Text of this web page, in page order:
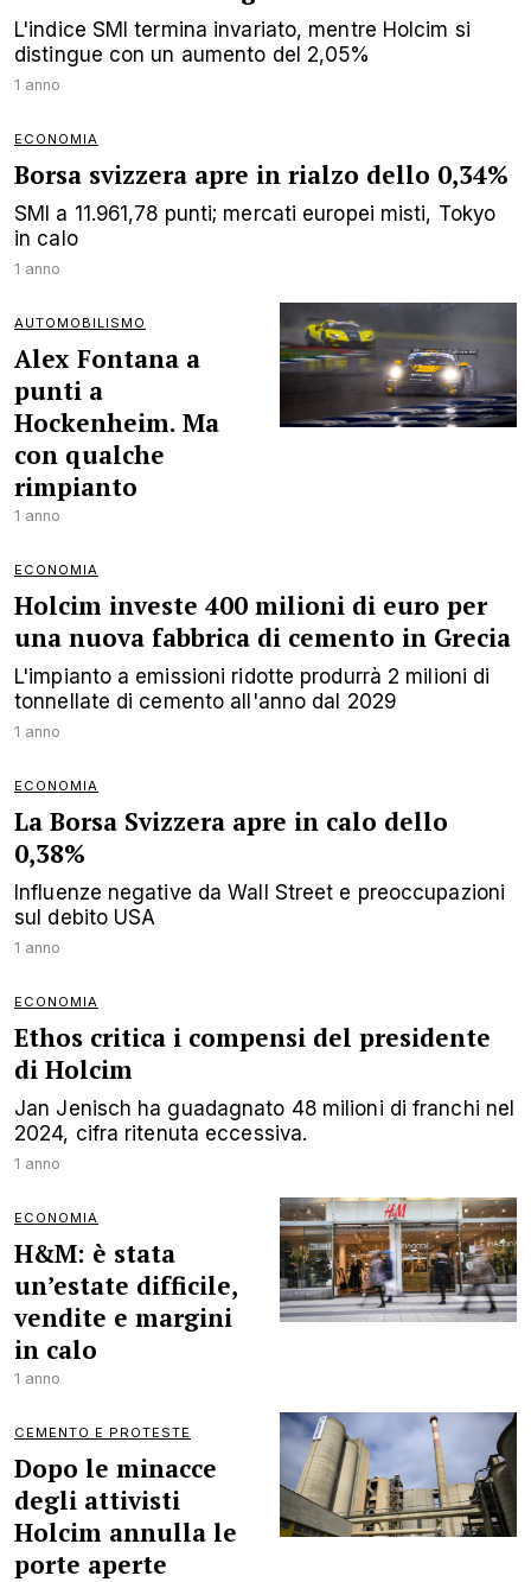
L'indice SMI termina invariato, mentre Holcim si
distingue con un aumento del 2,05%
1 anno
ECONOMIA
Borsa svizzera apre in rialzo dello 0,34%
SMI a 11.961,78 punti; mercati europei misti, Tokyo
in calo
1 anno
AUTOMOBILISMO
Alex Fontana a
punti a
Hockenheim. Ma
con qualche
rimpianto
1 anno
ECONOMIA
Holcim investe 400 milioni di euro per
una nuova fabbrica di cemento in Grecia
L'impianto a emissioni ridotte produrrà 2 milioni di
tonnellate di cemento all'anno dal 2029
1 anno
ECONOMIA
La Borsa Svizzera apre in calo dello
0,38%
Influenze negative da Wall Street e preoccupazioni
sul debito USA
1 anno
ECONOMIA
Ethos critica i compensi del presidente
di Holcim
Jan Jenisch ha guadagnato 48 milioni di franchi nel
2024, cifra ritenuta eccessiva.
1 anno
ECONOMIA
H&M: è stata
un’estate difficile,
vendite e margini
in calo
1 anno
CEMENTO E PROTESTE
Dopo le minacce
degli attivisti
Holcim annulla le
porte aperte